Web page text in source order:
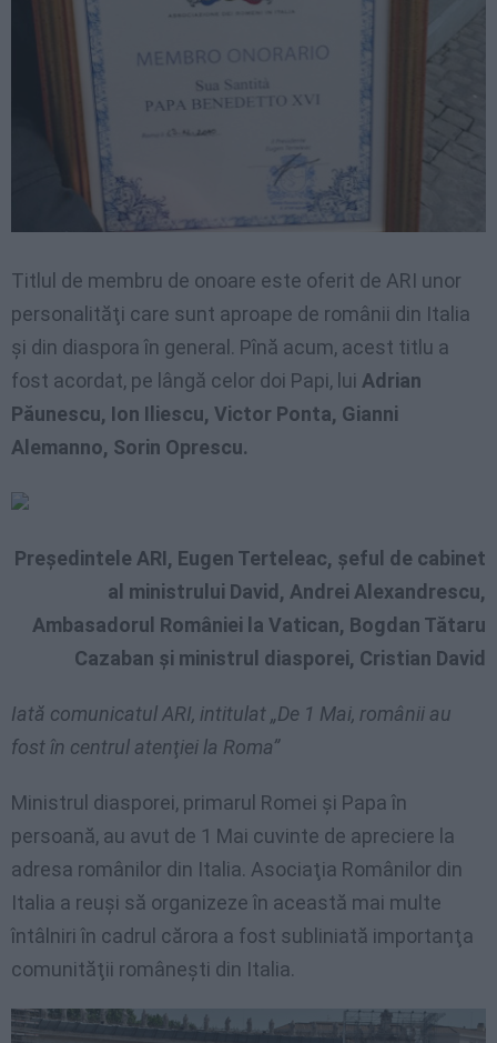
Titlul de membru de onoare este oferit de ARI unor
personalităţi care sunt aproape de românii din Italia
şi din diaspora în general. Pînă acum, acest titlu a
fost acordat, pe lângă celor doi Papi, lui Adrian
Păunescu, Ion Iliescu, Victor Ponta, Gianni
Alemanno, Sorin Oprescu.
Preşedintele ARI, Eugen Terteleac, şeful de cabinet
al ministrului David, Andrei Alexandrescu,
Ambasadorul României la Vatican, Bogdan Tătaru
Cazaban şi ministrul diasporei, Cristian David
Iată comunicatul ARI, intitulat „De 1 Mai, românii au
fost în centrul atenţiei la Roma”
Ministrul diasporei, primarul Romei şi Papa în
persoană, au avut de 1 Mai cuvinte de apreciere la
adresa românilor din Italia. Asociaţia Românilor din
Italia a reuşi să organizeze în această mai multe
întâlniri în cadrul cărora a fost subliniată importanţa
comunităţii româneşti din Italia.